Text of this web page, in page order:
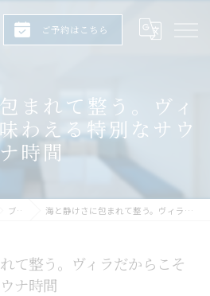
ご予約はこちら
まれて整う。ヴィ
わえる特別なサウ
時間
ブログ 海と静けさに包まれて整う。ヴィラだからこそ味わえる特別なサウナ時間
て整う。ヴィラだからこそ
ナ時間